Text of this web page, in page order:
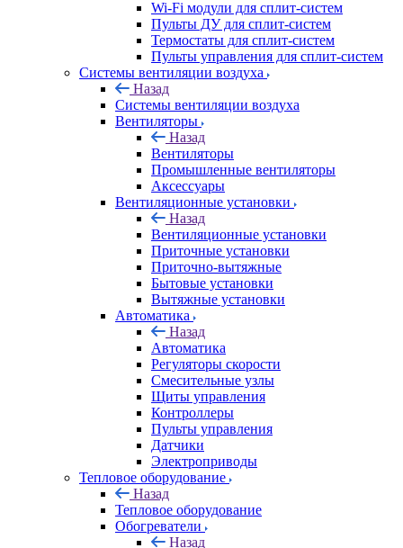
Wi-Fi модули для сплит-систем
Пульты ДУ для сплит-систем
Термостаты для сплит-систем
Пульты управления для сплит-систем
Системы вентиляции воздуха
Назад
Системы вентиляции воздуха
Вентиляторы
Назад
Вентиляторы
Промышленные вентиляторы
Аксессуары
Вентиляционные установки
Назад
Вентиляционные установки
Приточные установки
Приточно-вытяжные
Бытовые установки
Вытяжные установки
Автоматика
Назад
Автоматика
Регуляторы скорости
Смесительные узлы
Щиты управления
Контроллеры
Пульты управления
Датчики
Электроприводы
Тепловое оборудование
Назад
Тепловое оборудование
Обогреватели
Назад